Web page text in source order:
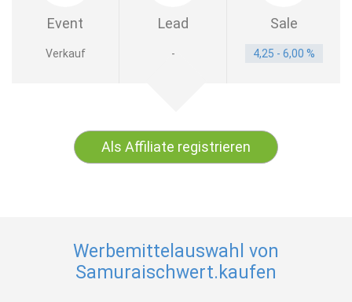
Event Lead Sale
Verkauf - 4,25 - 6,00 %
Als Affiliate registrieren
Werbemittelauswahl von
Samuraischwert.kaufen